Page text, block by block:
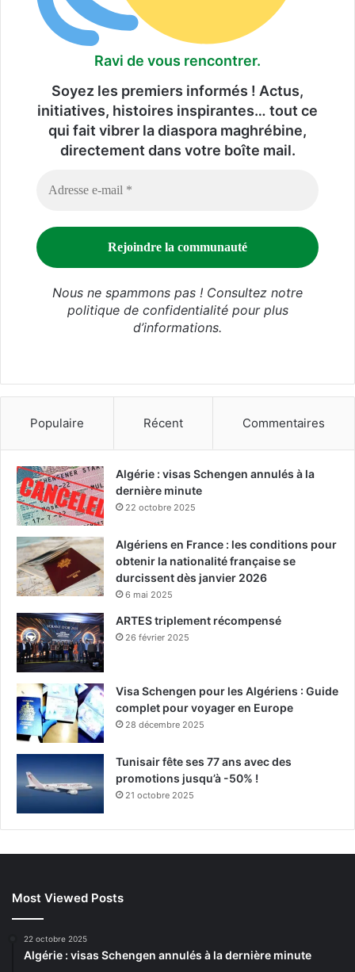
Ravi de vous rencontrer.
Soyez les premiers informés ! Actus,
initiatives, histoires inspirantes… tout ce
qui fait vibrer la diaspora maghrébine,
directement dans votre boîte mail.
Nous ne spammons pas ! Consultez notre
politique de confidentialitépour plus
d’informations.
Populaire Récent Commentaires
Algérie : visas Schengen annulés à la
dernière minute
22 octobre 2025
Algériens en France : les conditions pour
obtenir la nationalité française se
durcissent dès janvier 2026
6 mai 2025
ARTES triplement récompensé
26 février 2025
Visa Schengen pour les Algériens : Guide
complet pour voyager en Europe
28 décembre 2025
Tunisair fête ses 77 ans avec des
promotions jusqu’à -50% !
21 octobre 2025
Most Viewed Posts
22 octobre 2025
Algérie : visas Schengen annulés à la dernière minute